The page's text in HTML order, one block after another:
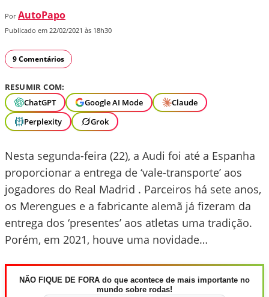
Por AutoPapo
Publicado em 22/02/2021 às 18h30
9 Comentários
RESUMIR COM:
ChatGPT
Google AI Mode
Claude
Perplexity
Grok
Nesta segunda-feira (22), a Audi foi até a Espanha
proporcionar a entrega de ‘vale-transporte’ aos
jogadores do Real Madrid . Parceiros há sete anos,
os Merengues e a fabricante alemã já fizeram da
entrega dos ‘presentes’ aos atletas uma tradição.
Porém, em 2021, houve uma novidade…
NÃO FIQUE DE FORA do que acontece de mais importante no
mundo sobre rodas!